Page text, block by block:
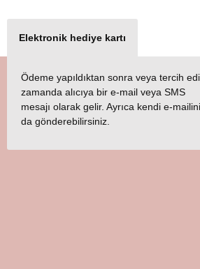
Elektronik hediye kartı
Ödeme yapıldıktan sonra veya tercih
zamanda alıcıya bir e-mail veya SMS
mesajı olarak gelir. Ayrıca kendi e-
da gönderebilirsiniz.